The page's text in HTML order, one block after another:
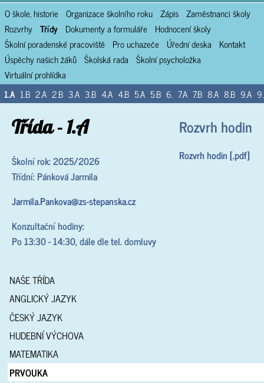
O škole, historie Organizace školního roku Zápis Zaměstnanci školy
Rozvrhy Třídy Dokumenty a formuláře
Hodnocení školy
Školní poradenské pracoviště
Pro uchazeče Úřední deska
Kontakt
Úspěchy našich žáků Školská rada Školní psycholožka
Virtuální prohlídka
1.A 1.B 2.A 2.B 3.A 3.B 4.A 4.B 5.A 5.B 6. 7.A 7.B 8.A 8.B 9.A
Rozvrh hodin
Rozvrh hodin [.pdf]
Třída - 1.A
Školní rok: 2025/2026
Třídní: Pánková Jarmila
Jarmila.Pankova@zs-stepanska.cz
Konzultační hodiny:
Po 13:30 - 14:30, dále dle tel. domluvy
NAŠE TŘÍDA
ANGLICKÝ JAZYK
ČESKÝ JAZYK
HUDEBNÍ VÝCHOVA
MATEMATIKA
PRVOUKA